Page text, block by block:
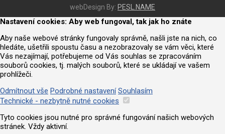
webDesign By: PESL.NAME
Nastavení cookies: Aby web fungoval, tak jak ho znáte
Aby naše webové stránky fungovaly správně, našli jste na nich, co
hledáte, ušetřili spoustu času a nezobrazovaly se vám věci, které
Vás nezajímají, potřebujeme od Vás souhlas se zpracováním
souborů cookies, tj. malých souborů, které se ukládají ve vašem
prohlížeči.
Odmítnout vše Podrobné nastavení Souhlasím
Technické - nezbytně nutné cookies
Tyto cookies jsou nutné pro správné fungování našich webových
stránek. Vždy aktivní.